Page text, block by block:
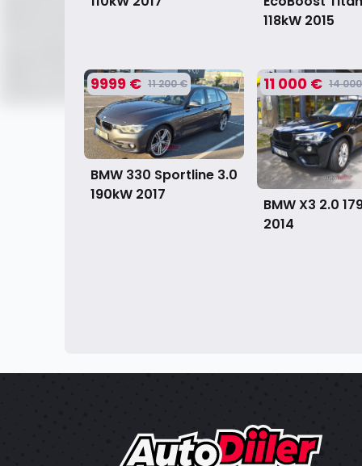
118kW 2015
9999 € 11 200 €
BMW 330 Sportline 3.0
190kW 2017
11 000 € 14
BMW X3 2.0
2014